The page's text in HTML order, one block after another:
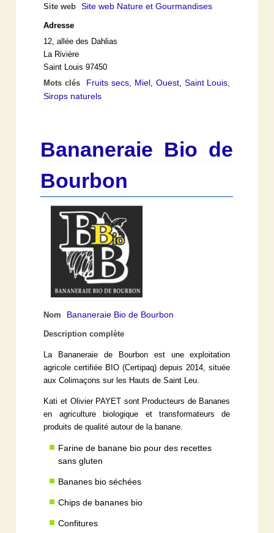
Site web Site web Nature et Gourmandises
Adresse
12, allée des Dahlias
La Rivière
Saint Louis 97450
Mots clés
Fruits secs, Miel, Ouest, Saint Louis,
Sirops naturels
Bananeraie Bio de
Bourbon
Nom Bananeraie Bio de Bourbon
Description complète
La Bananeraie de Bourbon est une exploitation
agricole certifiée BIO (Certipaq) depuis 2014, située
aux Colimaçons sur les Hauts de Saint Leu.
Kati et Olivier PAYET sont Producteurs de Bananes
en agriculture biologique et transformateurs de
produits de qualité autour de la banane.
Farine de banane bio pour des recettes
sans gluten
Bananes bio séchées
Chips de bananes bio
Confitures